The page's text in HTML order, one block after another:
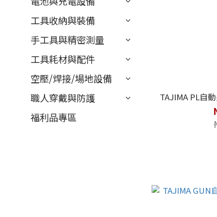
工具收納與裝備
手工具與精密測量
工具耗材與配件
空壓/焊接/場地設備
職人穿戴與防護
福利品專區
TAJIMA PL自